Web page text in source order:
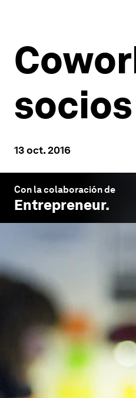
socios
13 oct. 2016
Con la colaboración de
Entrepreneur.